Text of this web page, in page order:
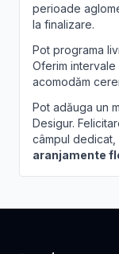
perioade
la finalizare.
Pot programa
Oferim
acomodăm
Pot adăuga un
Desigur.
câmpul dedicat,
aranjamente